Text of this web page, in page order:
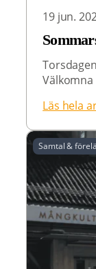
19 jun.
Läs hela
Samtal &